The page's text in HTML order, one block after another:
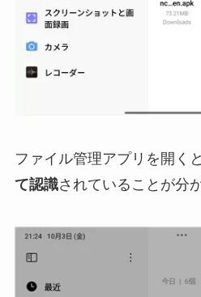
ファイル管理アプリを開くと
て認識されていることが分